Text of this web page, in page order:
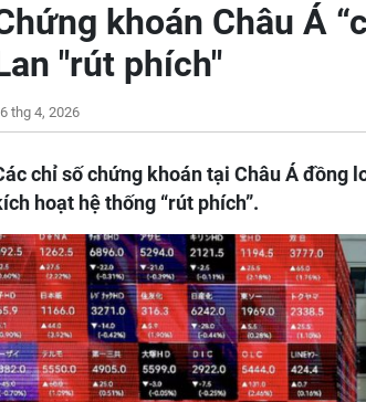
khoán Châu Á
"rút phích"
thg 4, 2026
chỉ số chứng khoán tại Châu Á đồng
hoạt hệ thống “rút phích”.